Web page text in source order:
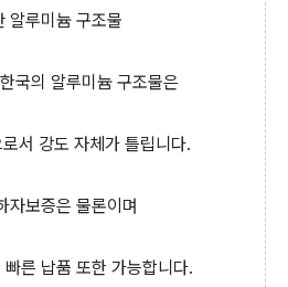
알루미늄 구조물
국의 알루미늄 구조물은
서 강도 자체가 틀립니다.
자보증은 물론이며
른 납품 또한 가능합니다.